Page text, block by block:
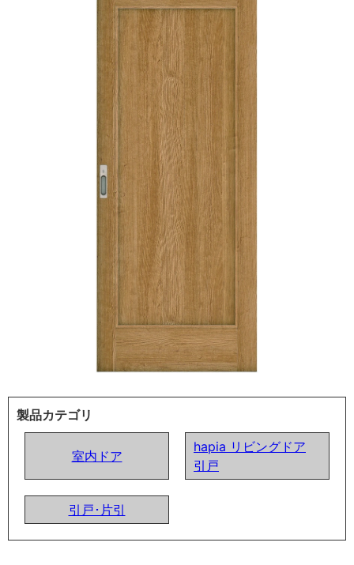
製品カテゴリ
室内ドア
hapia リビングドア
引戸
引戸･片引